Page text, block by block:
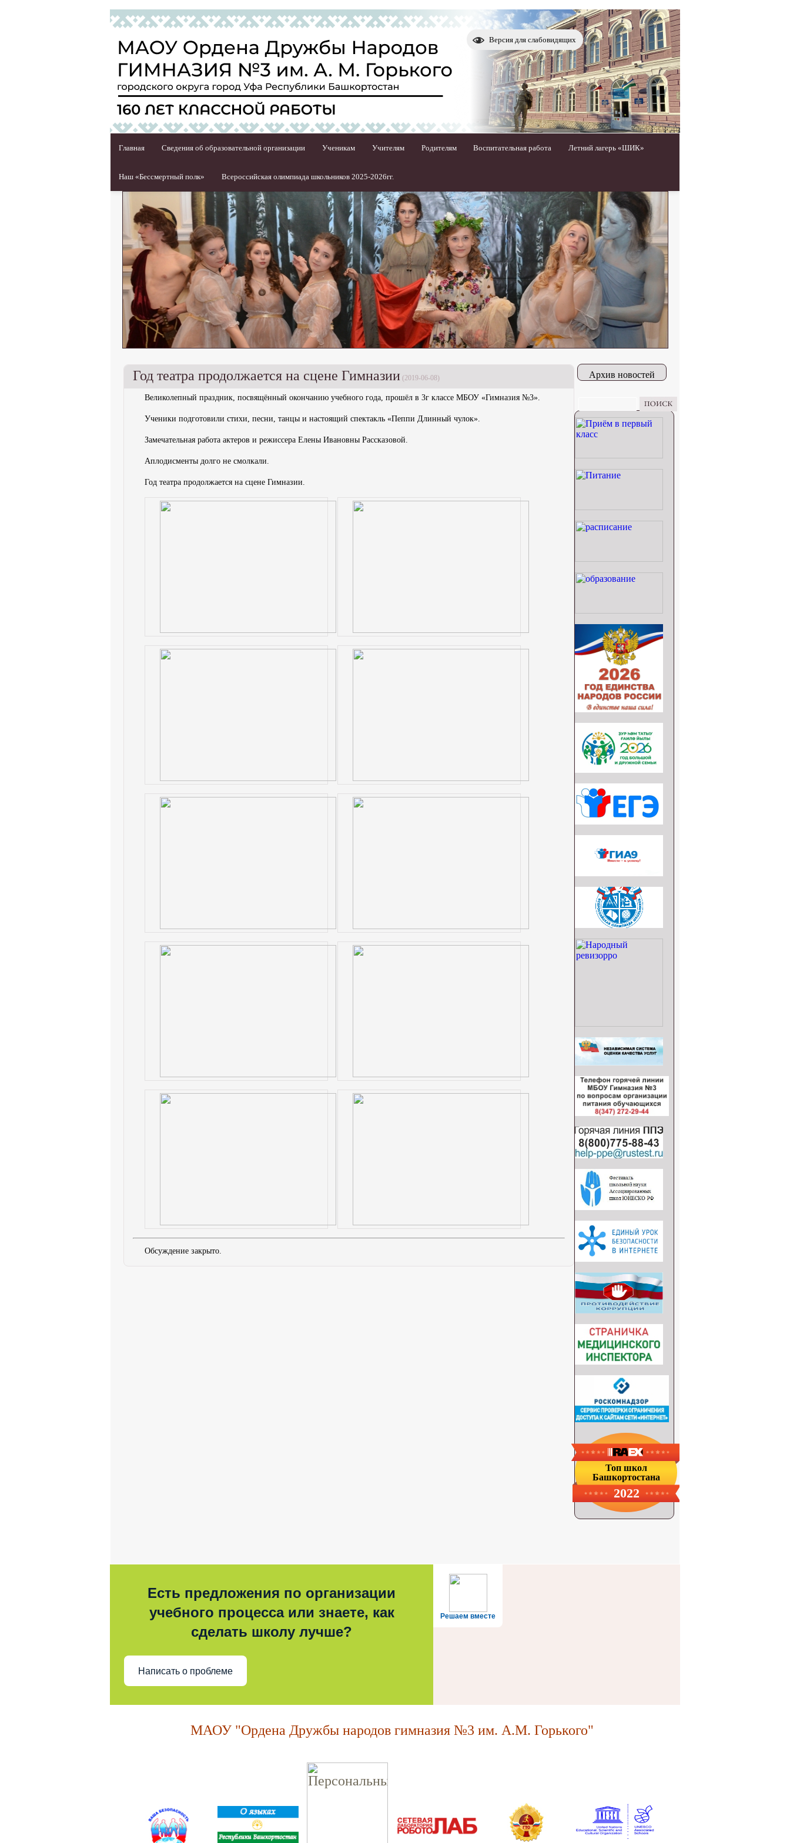
Версия для слабовидящих
Главная Сведения об образовательной организации Ученикам Учителям Родителям Воспитательная работа Летний лагерь «ШИК»
Наш «Бессмертный полк» Всероссийская олимпиада школьников 2025-2026гг.
Год театра продолжается на сцене Гимназии (2019-06-08)
Великолепный праздник, посвящённый окончанию учебного года, прошёл в 3г классе МБОУ «Гимназия №3».
Ученики подготовили стихи, песни, танцы и настоящий спектакль «Пеппи Длинный чулок».
Замечательная работа актеров и режиссера Елены Ивановны Рассказовой.
Аплодисменты долго не смолкали.
Год театра продолжается на сцене Гимназии.
Обсуждение закрыто.
Архив новостей
Топ школ
Башкортостана
2022
Решаем вместе
Есть предложения по организации
учебного процесса или знаете, как
сделать школу лучше?
Написать о проблеме
МАОУ "Ордена Дружбы народов гимназия №3 им. А.М. Горького"